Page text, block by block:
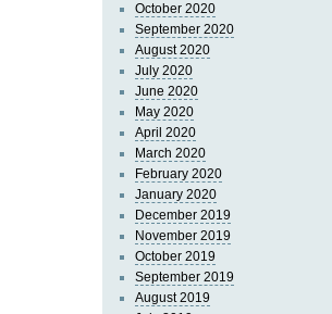
October 2020
September 2020
August 2020
July 2020
June 2020
May 2020
April 2020
March 2020
February 2020
January 2020
December 2019
November 2019
October 2019
September 2019
August 2019